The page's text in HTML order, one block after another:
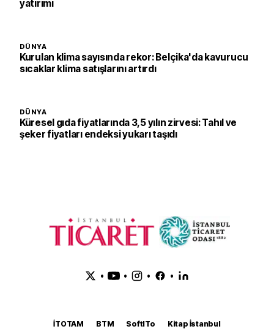
yatırımı
DÜNYA
Kurulan klima sayısında rekor: Belçika'da kavurucu
sıcaklar klima satışlarını artırdı
DÜNYA
Küresel gıda fiyatlarında 3,5 yılın zirvesi: Tahıl ve
şeker fiyatları endeksi yukarı taşıdı
• • • •
İTOTAM BTM SoftITo
Kitap İstanbul